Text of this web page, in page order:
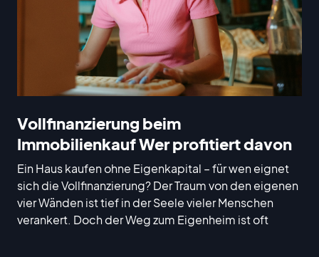
Vollfinanzierung beim
Immobilienkauf Wer profitiert davon
Ein Haus kaufen ohne Eigenkapital – für wen eignet
sich die Vollfinanzierung? Der Traum von den eigenen
vier Wänden ist tief in der Seele vieler Menschen
verankert. Doch der Weg zum Eigenheim ist oft